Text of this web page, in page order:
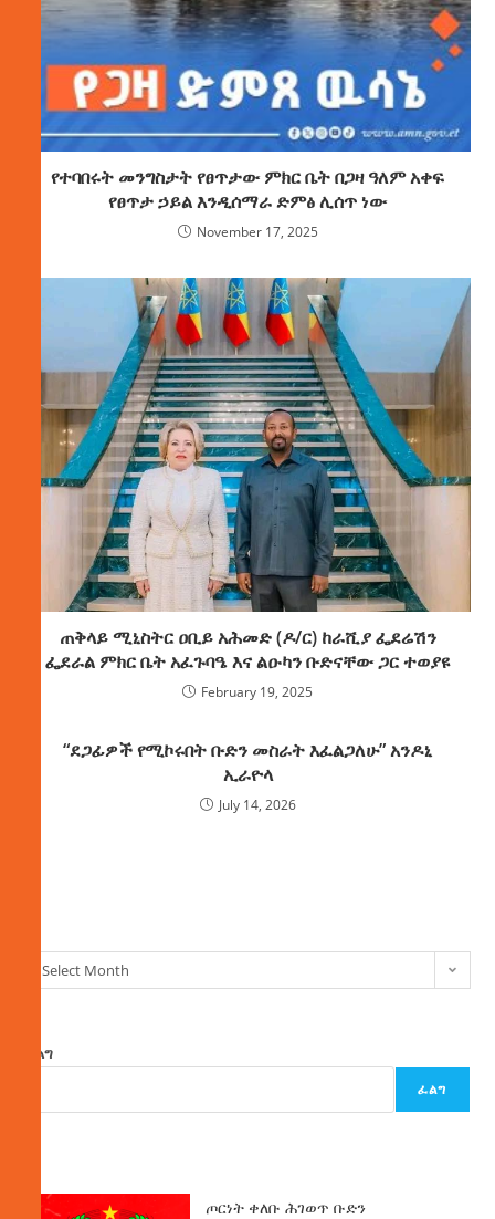
የተባበሩት መንግስታት የፀጥታው ምክር ቤት በጋዛ ዓለም አቀፍ
የፀጥታ ኃይል እንዲሰማራ ድምፅ ሊሰጥ ነው
November 17, 2025
ጠቅላይ ሚኒስትር ዐቢይ አሕመድ (ዶ/ር) ከራሺያ ፌደሬሽን
ፌደራል ምክር ቤት አፈጉባዔ እና ልዑካን ቡድናቸው ጋር ተወያዩ
February 19, 2025
“ደጋፊዎች የሚኮሩበት ቡድን መስራት እፈልጋለሁ” አንዶኒ
ኢራዮላ
July 14, 2026
Select Month
ፈልግ
ፈልግ
ጦርነት ቀለቡ ሕገወጥ ቡድን